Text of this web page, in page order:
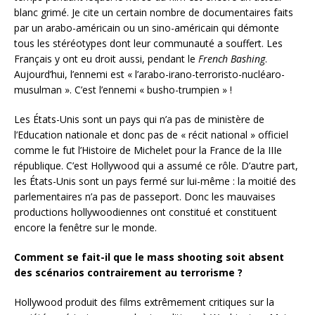
blanc grimé. Je cite un certain nombre de documentaires faits
par un arabo-américain ou un sino-américain qui démonte
tous les stéréotypes dont leur communauté a souffert. Les
Français y ont eu droit aussi, pendant le French Bashing.
Aujourd’hui, l’ennemi est « l’arabo-irano-terroristo-nucléaro-
musulman ». C’est l’ennemi « busho-trumpien » !
Les États-Unis sont un pays qui n’a pas de ministère de
l’Education nationale et donc pas de « récit national » officiel
comme le fut l’Histoire de Michelet pour la France de la IIIe
république. C’est Hollywood qui a assumé ce rôle. D’autre part,
les États-Unis sont un pays fermé sur lui-même : la moitié des
parlementaires n’a pas de passeport. Donc les mauvaises
productions hollywoodiennes ont constitué et constituent
encore la fenêtre sur le monde.
Comment se fait-il que le mass shooting soit absent
des scénarios contrairement au terrorisme ?
Hollywood produit des films extrêmement critiques sur la